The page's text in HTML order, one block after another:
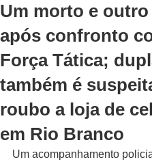
Um morto e
após confronto
Força Tática;
também é
roubo a loja de
em Rio Branco
Um acompanhamento